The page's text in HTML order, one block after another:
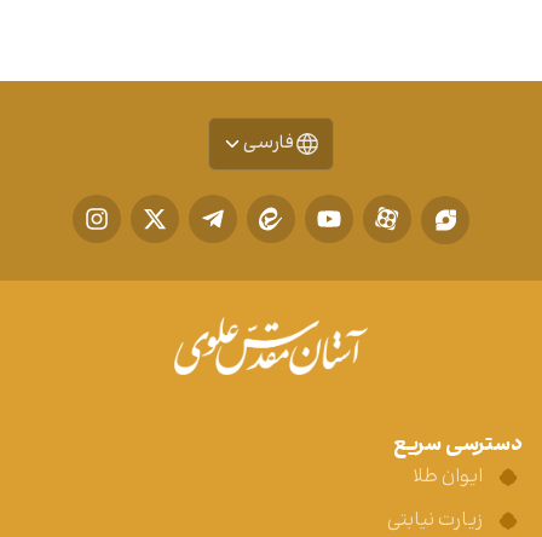
فارسی
دسترسی سریع
ایوان طلا
زیارت نیابتی